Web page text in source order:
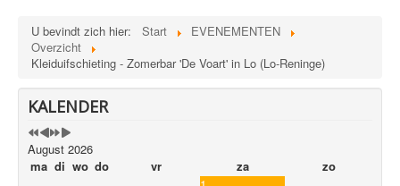
U bevindt zich hier: Start
EVENEMENTEN
Overzicht
Kleiduifschieting - Zomerbar 'De Voart' in Lo (Lo-Reninge)
KALENDER
August 2026
ma di wo do vr za
zo